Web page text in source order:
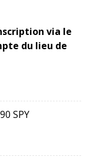
via le
du lieu de
SPY